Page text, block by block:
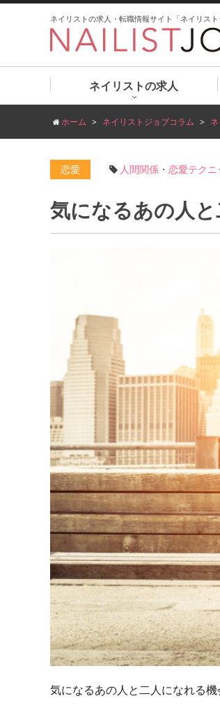
ネイリストの求人・転職情報サイト「ネイリスト
ネイリストの求人
ホーム ネイリストジョブコラム
恋愛 人間関係 ・ 恋愛テクニ
気になるあの人
気になるあの人と二人になれる